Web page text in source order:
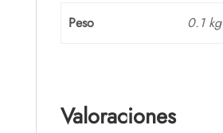
Peso 0.1 kg
Valoraciones